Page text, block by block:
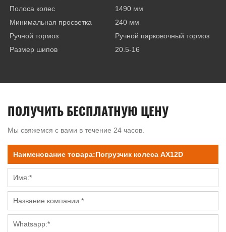
Полоса колес
1490 мм
Минимальная просветка
240 мм
Ручной тормоз
Ручной парковочный тормоз
Размер шипов
20.5-16
ПОЛУЧИТЬ БЕСПЛАТНУЮ ЦЕНУ
Мы свяжемся с вами в течение 24 часов.